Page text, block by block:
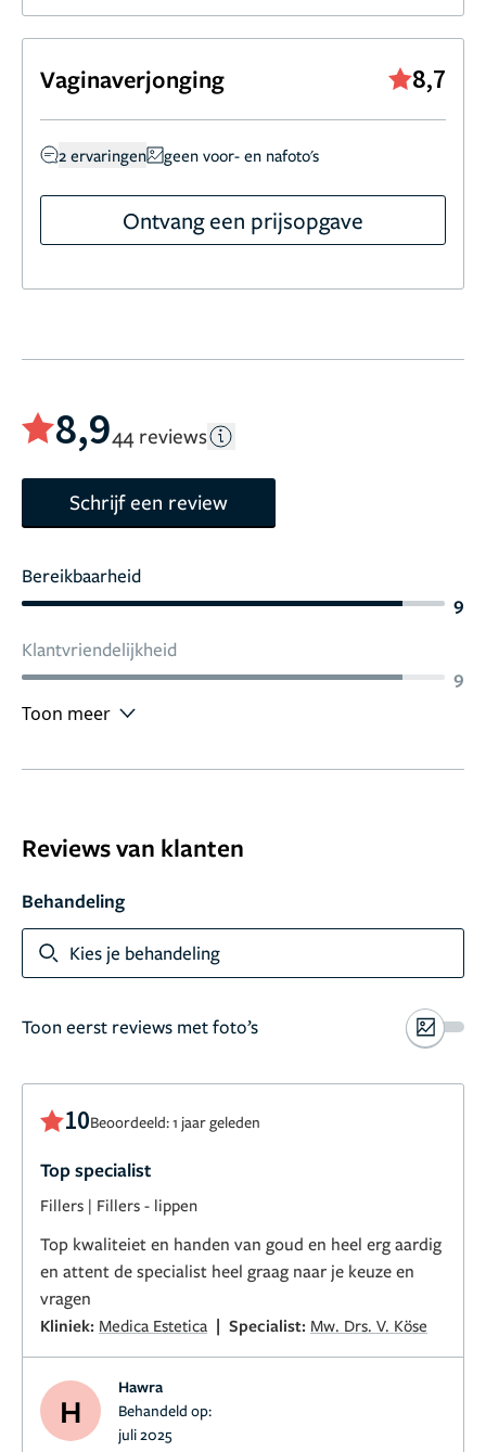
Vaginaverjonging 8,7
2 ervaringen geen voor- en nafoto's
Ontvang een prijsopgave
8,944 reviews
Schrijf een review
Bereikbaarheid
9
Klantvriendelijkheid
9
Toon meer
Reviews van klanten
Behandeling
Kies je behandeling
Toon eerst reviews met foto’s
10Beoordeeld: 1 jaar geleden
Top specialist
Fillers | Fillers - lippen
Top kwaliteiet en handen van goud en heel erg aardig
en attent de specialist heel graag naar je keuze en
vragen
Kliniek: Medica Estetica | Specialist: Mw. Drs. V. Köse
H
Hawra
Behandeld op:
juli 2025